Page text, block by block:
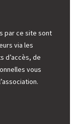
par ce site sont
via les
d’accès, de
vous